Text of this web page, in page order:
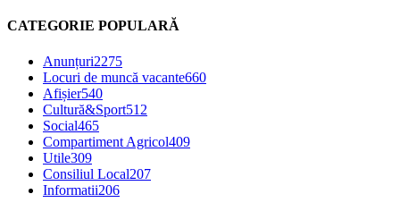
CATEGORIE POPULARĂ
Anunțuri2275
Locuri de muncă vacante660
Afișier540
Cultură&Sport512
Social465
Compartiment Agricol409
Utile309
Consiliul Local207
Informatii206